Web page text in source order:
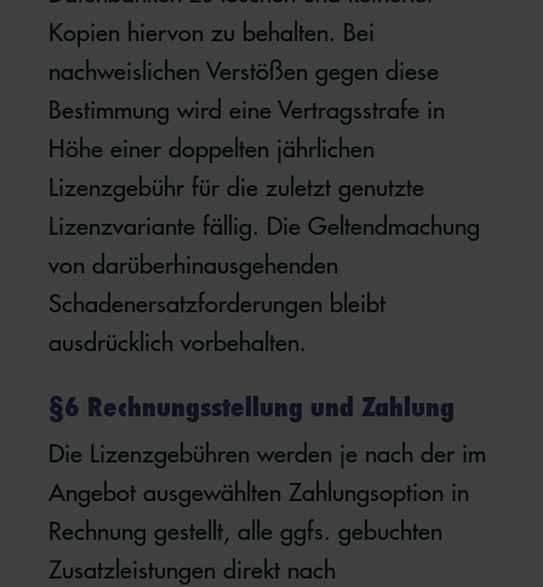
Kopien hiervon zu behalten. Bei
nachweislichen Verstößen gegen diese
Bestimmung wird eine Vertragsstrafe in
Höhe einer doppelten jährlichen
Lizenzgebühr für die zuletzt genutzte
Lizenzvariante fällig. Die Geltendmachung
von darüberhinausgehenden
Schadenersatzforderungen bleibt
ausdrücklich vorbehalten.
§6 Rechnungsstellung und Zahlung
Die Lizenzgebühren werden je nach der im
Angebot ausgewählten Zahlungsoption in
Rechnung gestellt, alle ggfs. gebuchten
Zusatzleistungen direkt nach